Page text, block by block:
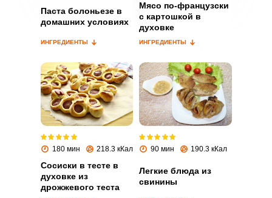
Паста болоньезе в
домашних условиях
ИНГРЕДИЕНТЫ
Мясо по-французски
с картошкой в
духовке
ИНГРЕДИЕНТЫ
180 мин 218.3 кКал
Сосиски в тесте в
духовке из
дрожжевого теста
90 мин 190.3 кКал
Легкие блюда из
свинины
или
Запомнить меня
ЕЩЕ НЕ ЗАРЕГИСТРИРОВАННЫ?